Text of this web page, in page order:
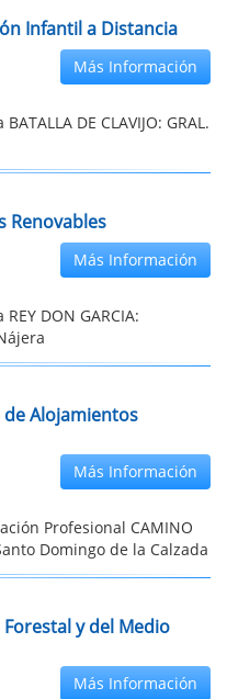
Infantil a Distancia
Más Información
DE CLAVIJO: GRAL.
Renovables
Más Información
DON GARCIA:
de Alojamientos
Más Información
Profesional CAMINO
Domingo de la Calzada
y del Medio
Más Información